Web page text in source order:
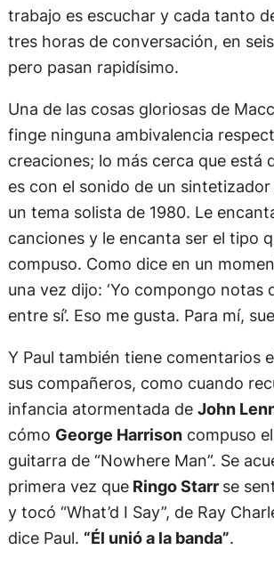
trabajo es escuchar y cada tanto
tres horas de conversación, en
pero pasan rapidísimo.
Una de las cosas gloriosas de
finge ninguna ambivalencia
creaciones; lo más cerca que está
es con el sonido de un sintetizador
un tema solista de 1980. Le
canciones y le encanta ser el tipo
compuso. Como dice en un
una vez dijo: ‘Yo compongo notas
entre sí’. Eso me gusta. Para mí,
Y Paul también tiene comentarios
sus compañeros, como cuando
infancia atormentada de John
cómo George Harrisoncompuso
guitarra de “Nowhere Man”. Se
primera vez queRingo Starr se
y tocó “What’d I Say”, de Ray
dice Paul. “Él unió a la banda”.